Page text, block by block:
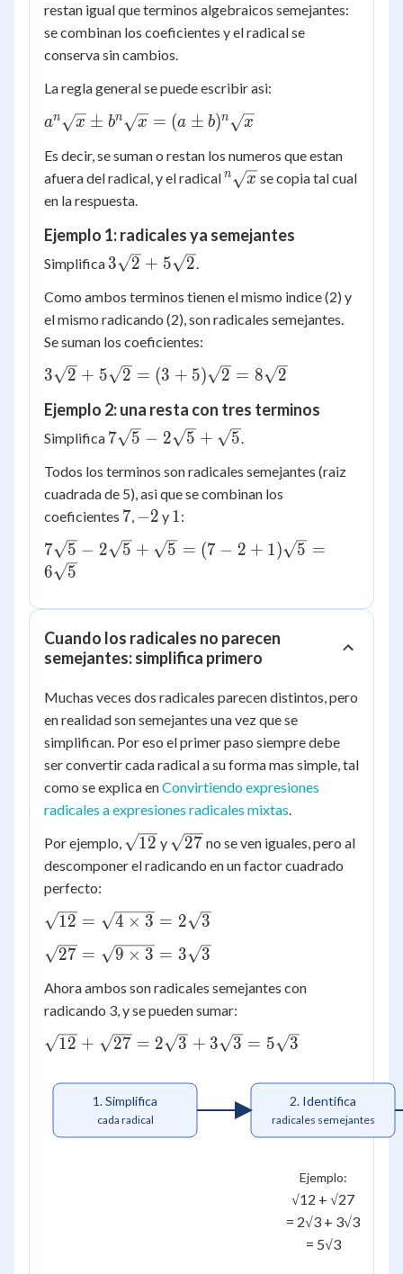
restan igual que terminos algebraicos semejantes:
se combinan los coeficientes y el radical se
conserva sin cambios.
La regla general se puede escribir asi:
a{^n}\sqrt{x}
b{^n}\sqrt{x}
= (a \pm b)
{^n}\sqrt{x}
an x ± bn x = (a ± b)n x
Es decir, se suman o restan los numeros que estan
afuera del radical, y el radical{^n}\sqrt{x}
n x se copia tal cual
en la respuesta.
Ejemplo 1: radicales ya semejantes
Simplifica 3\sqrt{2}
5\sqrt{2}
3 2 + 5 2.
Como ambos terminos tienen el mismo indice (2) y
el mismo radicando (2), son radicales semejantes.
Se suman los coeficientes:
3\sqrt{2} +
(3+5)\sqrt{2}
= 8\sqrt{2}
3 2 + 5 2 = (3 + 5) 2 = 8
2
Ejemplo 2: una resta con tres terminos
Simplifica 7\sqrt{5}
2\sqrt{5}
+
\sqrt{5}
7 5 − 2 5 + 5.
Todos los terminos son radicales semejantes (raiz
cuadrada de 5), asi que se combinan los
coeficientes 7
7, -2
−2 y 1
1:
7\sqrt{5}
-
+
\sqrt{5}
= (7 - 2 +
1)\sqrt{5}
=
6\sqrt{5}
7 5 − 2 5 + 5 = (7 − 2 + 1) 5 =
6
5
Cuando los radicales no parecen
semejantes: simplifica primero
Muchas veces dos radicales parecen distintos, pero
en realidad son semejantes una vez que se
simplifican. Por eso el primer paso siempre debe
ser convertir cada radical a su forma mas simple, tal
como se explica enConvirtiendo expresiones
radicales a expresiones radicales mixtas.
Por ejemplo, \sqrt{12}
12 y \sqrt{27}
27 no se ven iguales, pero al
descomponer el radicando en un factor cuadrado
perfecto:
\sqrt{12}
= \sqrt{4
\times 3}
=
2\sqrt{3}
12 = 4 × 3 = 2
3
\sqrt{27}
\times 3}
=
3\sqrt{3}
27 = 9 × 3 = 3 3
Ahora ambos son radicales semejantes con
radicando 3, y se pueden sumar:
\sqrt{12}
\sqrt{27}
2\sqrt{3}
12 + 27 = 2 3 + 3 3 = 5 3
1. Simplifica
cada radical
2. Identifica
radicales semejantes
Ejemplo:
√12 + √27
= 2√3 + 3√3
= 5√3